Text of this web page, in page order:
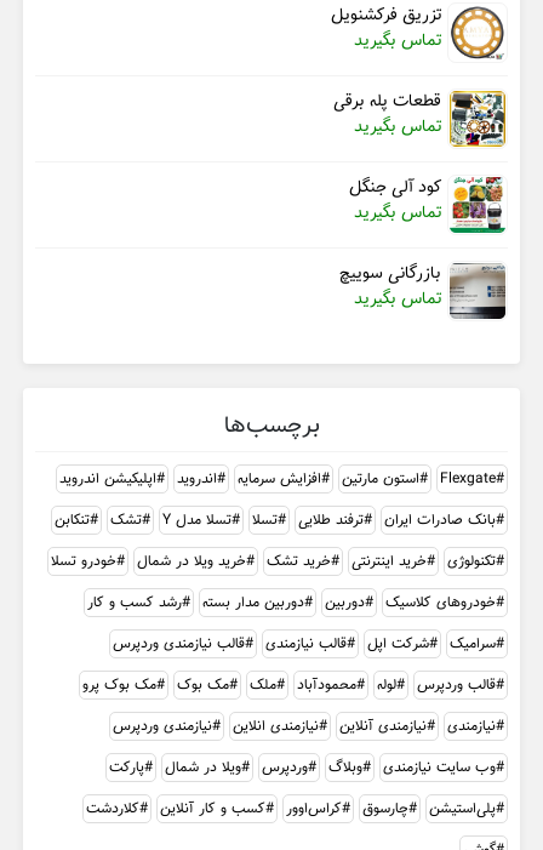
تزریق فرکشنویل
تماس بگیرید
قطعات پله برقی
تماس بگیرید
کود آلی جنگل
تماس بگیرید
بازرگانی سوییچ
تماس بگیرید
برچسب‌ها
Flexgate استون مارتین افزایش سرمایه اندروید
اپلیکیشن اندروید
بانک صادرات ایران
ترفند طلایی تسلا تسلا مدل Y تشک
تنکابن
تکنولوژی
خرید اینترنتی خرید تشک خرید ویلا در شمال
خودرو تسلا
خودروهای کلاسیک
دوربین دوربین مدار بسته
رشد کسب و کار
سرامیک
شرکت اپل قالب نیازمندی
قالب نیازمندی وردپرس
قالب وردپرس
لوله محمودآباد ملک مک بوک
مک بوک پرو
نیازمندی
نیازمندی آنلاین نیازمندی انلاین
نیازمندی وردپرس
وب سایت نیازمندی
وبلاگ وردپرس ویلا در شمال
پارکت
پلی‌استیشن
چارسوق کراس‌اوور کسب و کار آنلاین
کلاردشت